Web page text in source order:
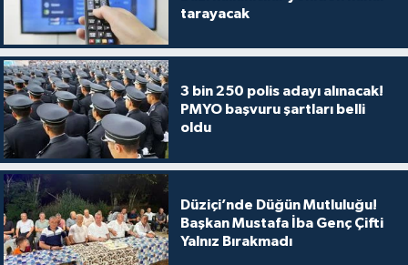
tarayacak
3 bin 250 polis adayı alınacak!
PMYO başvuru şartları belli
oldu
Düziçi’nde Düğün Mutluluğu!
Başkan Mustafa İba Genç Çifti
Yalnız Bırakmadı